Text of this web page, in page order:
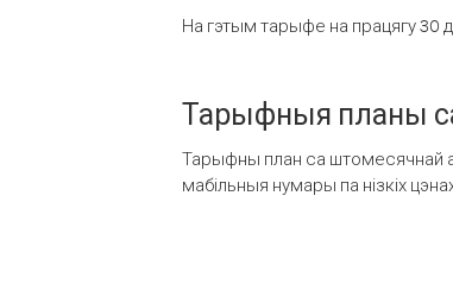
На гэтым тарыфе на працягу 30
Тарыфныя планы
Тарыфны план са штомесячнай
мабільныя нумары па нізкіх